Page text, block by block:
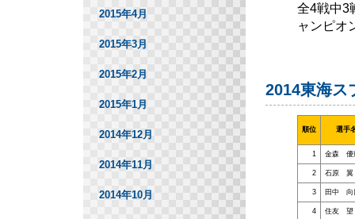
全4戦中3
ャンピオ
2014東海ス
順位 選手
1 金森 優
2 石原 翼
3 田中 向
4 住友 望
2015年4月
2015年3月
2015年2月
2015年1月
2014年12月
2014年11月
2014年10月